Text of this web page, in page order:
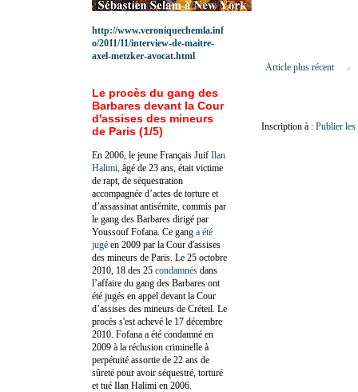
Article plus récent
Inscription à : Publier
http://www.veroniquechemla.inf
o/2011/11/interview-de-maitre-
axel-metzker-avocat.html
Le procès du gang des
Barbares devant la Cour
d'assises des mineurs
de Paris (1/5)
En 2006, le jeune Français Juif Ilan
Halimi, âgé de 23 ans, était victime
de rapt, de séquestration
accompagnée d’actes de torture et
d’assassinat antisémite, commis par
le gang des Barbares dirigé par
Youssouf Fofana. Ce gang a été
jugé en 2009 par la Cour d'assises
des mineurs de Paris. Le 25 octobre
2010, 18 des 25 condamnés dans
l’affaire du gang des Barbares ont
été jugés en appel devant la Cour
d’assises des mineurs de Créteil. Le
procès s'est achevé le 17 décembre
2010. Fofana a été condamné en
2009 à la réclusion criminelle à
perpétuité assortie de 22 ans de
sûreté pour avoir séquestré, torturé
et tué Ilan Halimi en 2006.